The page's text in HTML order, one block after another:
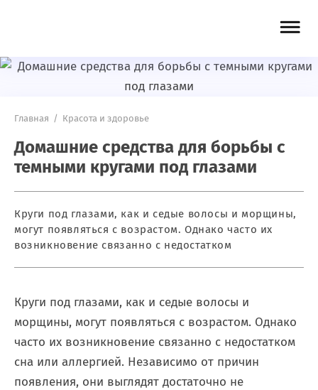
Главная / Красота и здоровье
Домашние средства для борьбы с
темными кругами под глазами
Круги под глазами, как и седые волосы и морщины,
могут появляться с возрастом. Однако часто их
возникновение связанно с недостатком
Круги под глазами, как и седые волосы и
морщины, могут появляться с возрастом. Однако
часто их возникновение связанно с недостатком
сна или аллергией. Независимо от причин
появления, они выглядят достаточно не